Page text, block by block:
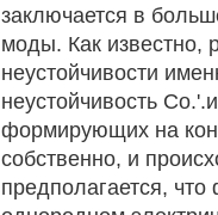
заключается в
моды. Как известно,
неустойчивости
неустойчивость
формирующих на
собственно, и
предполагается,